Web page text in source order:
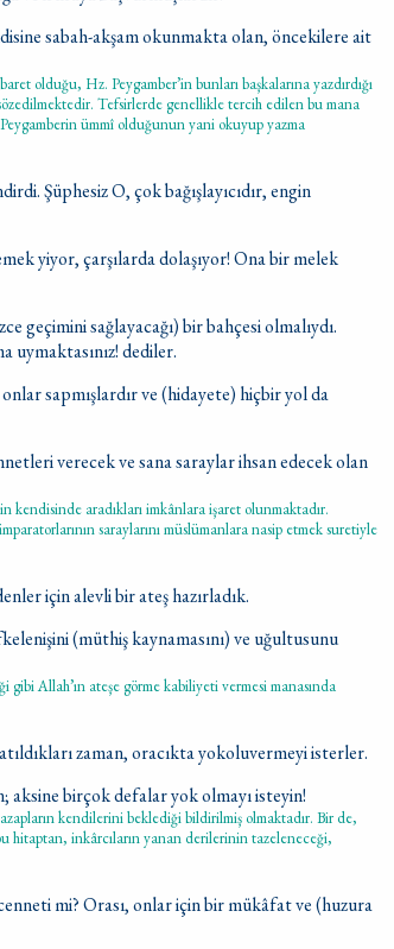
sabah-akşam okunmakta olan, öncekilere ait
olduğu, Hz. Peygamber’in bunları başkalarına yazdırdığı
Tefsirlerde genellikle tercih edilen bu mana
ümmî olduğunun yani okuyup yazma
Şüphesiz O, çok bağışlayıcıdır, engin
yiyor, çarşılarda dolaşıyor! Ona bir melek
geçimini sağlayacağı) bir bahçesi olmalıydı.
uymaktasınız! dediler.
sapmışlardır ve (hidayete) hiçbir yol da
verecek ve sana saraylar ihsan edecek olan
aradıkları imkânlara işaret olunmaktadır.
saraylarını müslümanlara nasip etmek suretiyle
için alevli bir ateş hazırladık.
(müthiş kaynamasını) ve uğultusunu
gibi Allah’ın ateşe görme kabiliyeti vermesi manasında
zaman, oracıkta yokoluvermeyi isterler.
aksine birçok defalar yok olmayı isteyin!
kendilerini beklediği bildirilmiş olmaktadır. Bir de,
hitaptan, inkârcıların yanan derilerinin tazeleneceği,
mi? Orası, onlar için bir mükâfat ve (huzura